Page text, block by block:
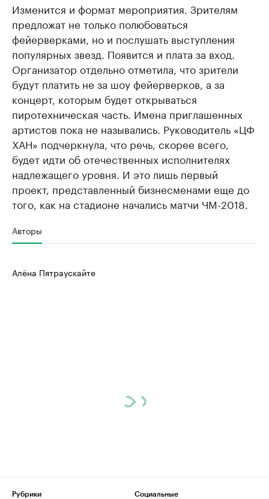
Изменится и формат мероприятия. Зрителям
предложат не только полюбоваться
фейерверками, но и послушать выступления
популярных звезд. Появится и плата за вход.
Организатор отдельно отметила, что зрители
будут платить не за шоу фейерверков, а за
концерт, которым будет открываться
пиротехническая часть. Имена приглашенных
артистов пока не назывались. Руководитель «ЦФ
ХАН» подчеркнула, что речь, скорее всего,
будет идти об отечественных исполнителях
надлежащего уровня. И это лишь первый
проект, представленный бизнесменами еще до
того, как на стадионе начались матчи ЧМ-2018.
Авторы
Алёна Пятраускайте
Рубрики
Социальные